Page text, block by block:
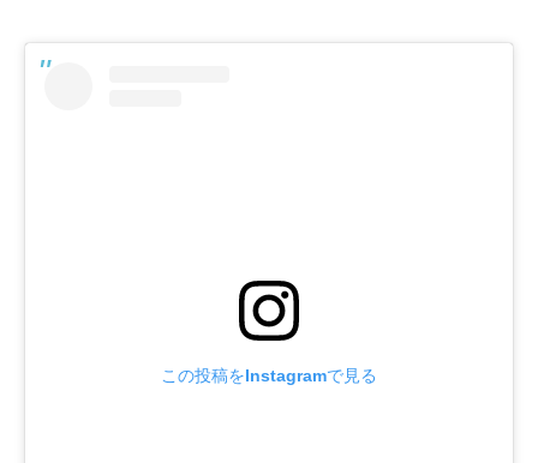
この投稿をInstagramで見る